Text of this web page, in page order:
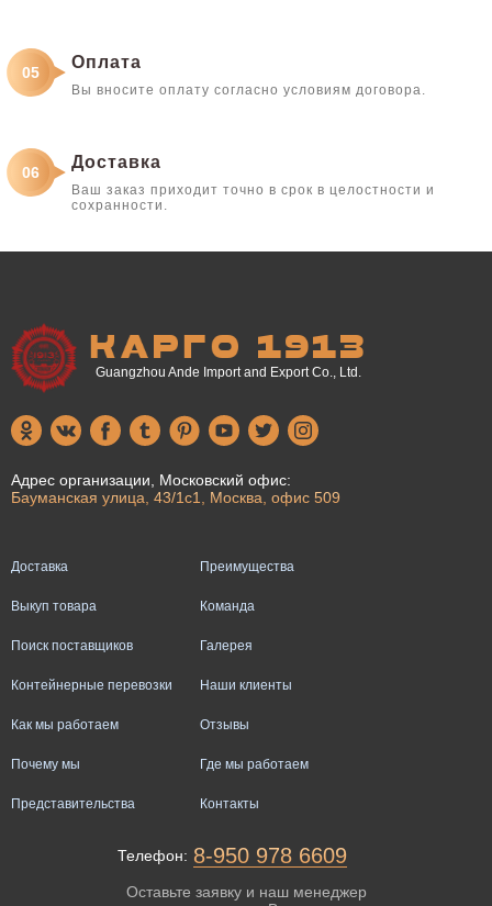
05
Оплата
Вы вносите оплату согласно условиям договора.
Доставка
Ваш заказ приходит точно в срок в целостности и
сохранности.
06
КАРГО 1913
Guangzhou Ande Import and Export Co., Ltd.
Адрес организации, Московский офис:
Бауманская улица, 43/1с1, Москва, офис 509
Доставка
Выкуп товара
Поиск поставщиков
Контейнерные перевозки
Как мы работаем
Почему мы
Представительства
Преимущества
Команда
Галерея
Наши клиенты
Отзывы
Где мы работаем
Контакты
Телефон: 8-950 978 6609
Оставьте заявку и наш менеджер